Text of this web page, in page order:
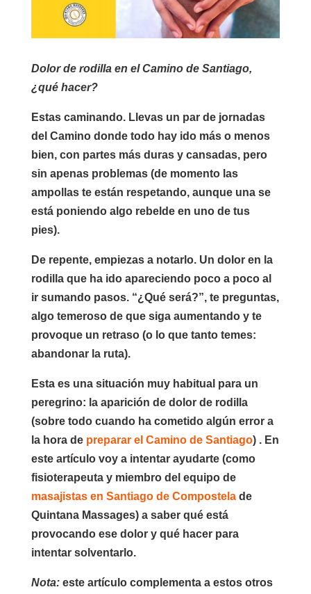
Dolor de rodilla en el Camino de Santiago,
¿qué hacer?
Estas caminando. Llevas un par de jornadas
del Camino donde todo hay ido más o menos
bien, con partes más duras y cansadas, pero
sin apenas problemas (de momento las
ampollas te están respetando, aunque una se
está poniendo algo rebelde en uno de tus
pies).
De repente, empiezas a notarlo. Un dolor en la
rodilla que ha ido apareciendo poco a poco al
ir sumando pasos. “¿Qué será?”, te preguntas,
algo temeroso de que siga aumentando y te
provoque un retraso (o lo que tanto temes:
abandonar la ruta).
Esta es una situación muy habitual para un
peregrino: la aparición de dolor de rodilla
(sobre todo cuando ha cometido algún error a
la hora de preparar el Camino de Santiago) . En
este artículo voy a intentar ayudarte (como
fisioterapeuta y miembro del equipo de
masajistas en Santiago de Compostelade
Quintana Massages) a saber qué está
provocando ese dolor y qué hacer para
intentar solventarlo.
Nota:este artículo complementa a estos otros